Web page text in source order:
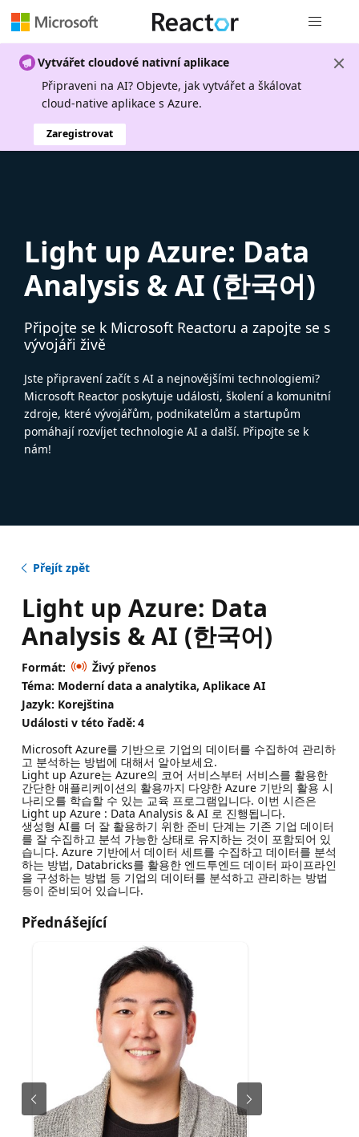
Vytvářet cloudové nativní aplikace
Připraveni na AI? Objevte, jak vytvářet a škálovat
cloud-native aplikace s Azure.
Zaregistrovat
Light up Azure: Data
Analysis & AI (한국어)
Připojte se k Microsoft Reactoru a zapojte se s
vývojáři živě
Jste připravení začít s AI a nejnovějšími technologiemi?
Microsoft Reactor poskytuje události, školení a komunitní
zdroje, které vývojářům, podnikatelům a startupům
pomáhají rozvíjet technologie AI a další. Připojte se k
nám!
Přejít zpět
Light up Azure: Data
Analysis & AI (한국어)
Formát:
Živý přenos
Téma: Moderní data a analytika, Aplikace AI
Jazyk: Korejština
Události v této řadě: 4
Microsoft Azure를 기반으로 기업의 데이터를 수집하여 관리하
고 분석하는 방법에 대해서 알아보세요.
Light up Azure는 Azure의 코어 서비스부터 서비스를 활용한
간단한 애플리케이션의 활용까지 다양한 Azure 기반의 활용 시
나리오를 학습할 수 있는 교육 프로그램입니다. 이번 시즌은
Light up Azure : Data Analysis & AI 로 진행됩니다.
생성형 AI를 더 잘 활용하기 위한 준비 단계는 기존 기업 데이터
를 잘 수집하고 분석 가능한 상태로 유지하는 것이 포함되어 있
습니다. Azure 기반에서 데이터 세트를 수집하고 데이터를 분석
하는 방법, Databricks를 활용한 엔드투엔드 데이터 파이프라인
을 구성하는 방법 등 기업의 데이터를 분석하고 관리하는 방법
등이 준비되어 있습니다.
Přednášející